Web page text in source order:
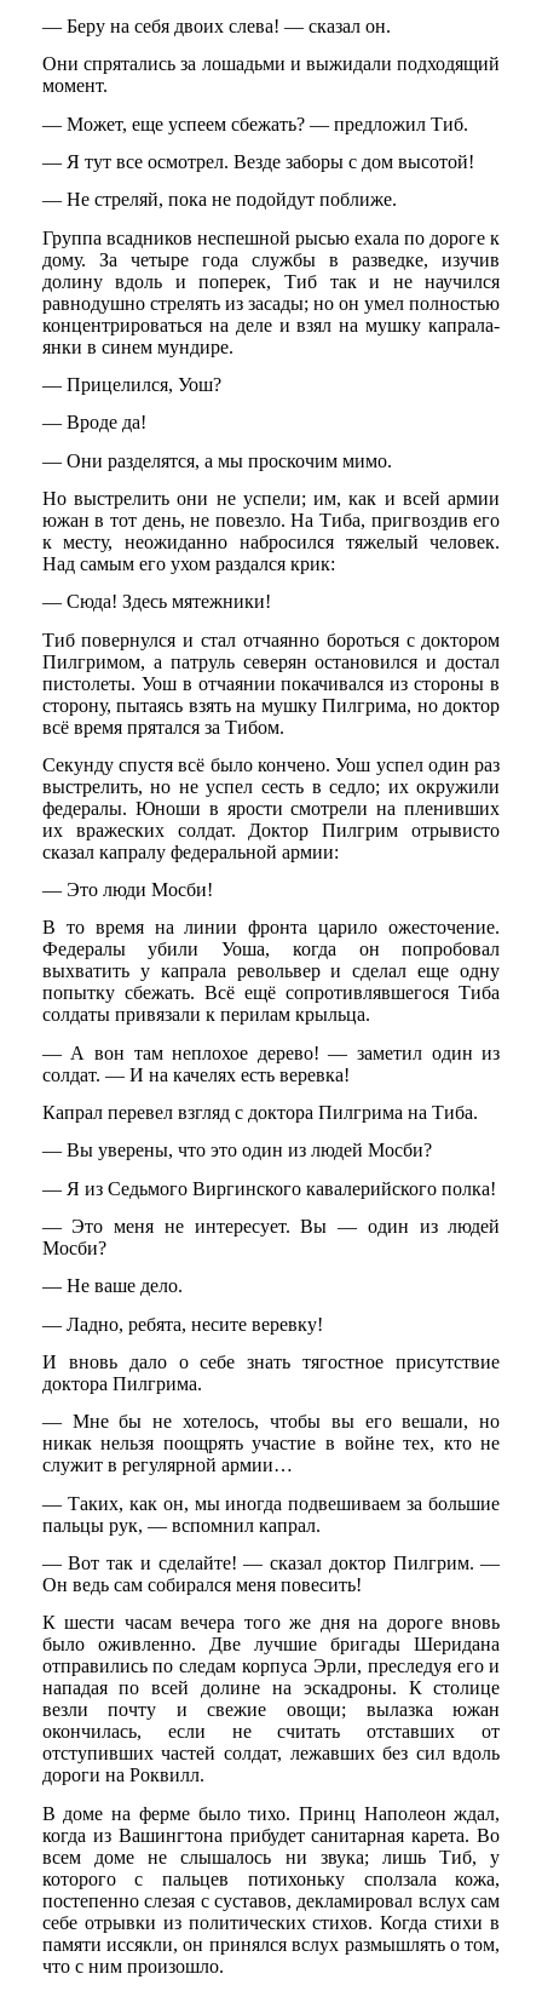
— Беру на себя двоих слева! — сказал он.
Они спрятались за лошадьми и выжидали подходящий
момент.
— Может, еще успеем сбежать? — предложил Тиб.
— Я тут все осмотрел. Везде заборы с дом высотой!
— Не стреляй, пока не подойдут поближе.
Группа всадников неспешной рысью ехала по дороге к
дому. За четыре года службы в разведке, изучив
долину вдоль и поперек, Тиб так и не научился
равнодушно стрелять из засады; но он умел полностью
концентрироваться на деле и взял на мушку капрала-
янки в синем мундире.
— Прицелился, Уош?
— Вроде да!
— Они разделятся, а мы проскочим мимо.
Но выстрелить они не успели; им, как и всей армии
южан в тот день, не повезло. На Тиба, пригвоздив его
к месту, неожиданно набросился тяжелый человек.
Над самым его ухом раздался крик:
— Сюда! Здесь мятежники!
Тиб повернулся и стал отчаянно бороться с доктором
Пилгримом, а патруль северян остановился и достал
пистолеты. Уош в отчаянии покачивался из стороны в
сторону, пытаясь взять на мушку Пилгрима, но доктор
всё время прятался за Тибом.
Секунду спустя всё было кончено. Уош успел один раз
выстрелить, но не успел сесть в седло; их окружили
федералы. Юноши в ярости смотрели на пленивших
их вражеских солдат. Доктор Пилгрим отрывисто
сказал капралу федеральной армии:
— Это люди Мосби!
В то время на линии фронта царило ожесточение.
Федералы убили Уоша, когда он попробовал
выхватить у капрала револьвер и сделал еще одну
попытку сбежать. Всё ещё сопротивлявшегося Тиба
солдаты привязали к перилам крыльца.
— А вон там неплохое дерево! — заметил один из
солдат. — И на качелях есть веревка!
Капрал перевел взгляд с доктора Пилгрима на Тиба.
— Вы уверены, что это один из людей Мосби?
— Я из Седьмого Виргинского кавалерийского полка!
— Это меня не интересует. Вы — один из людей
Мосби?
— Не ваше дело.
— Ладно, ребята, несите веревку!
И вновь дало о себе знать тягостное присутствие
доктора Пилгрима.
— Мне бы не хотелось, чтобы вы его вешали, но
никак нельзя поощрять участие в войне тех, кто не
служит в регулярной армии…
— Таких, как он, мы иногда подвешиваем за большие
пальцы рук, — вспомнил капрал.
— Вот так и сделайте! — сказал доктор Пилгрим. —
Он ведь сам собирался меня повесить!
К шести часам вечера того же дня на дороге вновь
было оживленно. Две лучшие бригады Шеридана
отправились по следам корпуса Эрли, преследуя его и
нападая по всей долине на эскадроны. К столице
везли почту и свежие овощи; вылазка южан
окончилась, если не считать отставших от
отступивших частей солдат, лежавших без сил вдоль
дороги на Роквилл.
В доме на ферме было тихо. Принц Наполеон ждал,
когда из Вашингтона прибудет санитарная карета. Во
всем доме не слышалось ни звука; лишь Тиб, у
которого с пальцев потихоньку сползала кожа,
постепенно слезая с суставов, декламировал вслух сам
себе отрывки из политических стихов. Когда стихи в
памяти иссякли, он принялся вслух размышлять о том,
что с ним произошло.